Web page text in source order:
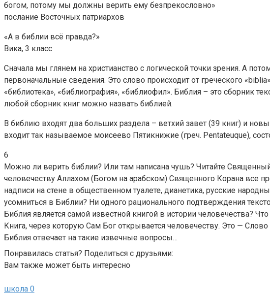
богом, потому мы должны верить ему безпрекословно»
послание Восточных патриархов
«А в библии всё правда?»
Вика, 3 класс
Сначала мы глянем на христианство с логической точки зрения. А
первоначальные сведения. Это слово происходит от греческого
«библиотека», «библиография», «библиофил». Библия – это сборник
любой сборник книг можно назвать библией.
В библию входят два больших раздела – ветхий завет (39 книг) и
входит так называемое моисеево Пятикнижие (греч. Pentateuque),
6
Можно ли верить библии? Или там написана чушь? Читайте
человечеству Аллахом (Богом на арабском) Священного Корана все
надписи на стене в общественном туалете, дианетика, русские
усомниться в Библии? Ни одного рационального подтверждения
Библия является самой известной книгой в истории человечества?
Книга, через которую Сам Бог открывается человечеству. Это —
Библия отвечает на такие извечные вопросы…
Понравилась статья? Поделиться с друзьями:
Вам также может быть интересно
школа 0